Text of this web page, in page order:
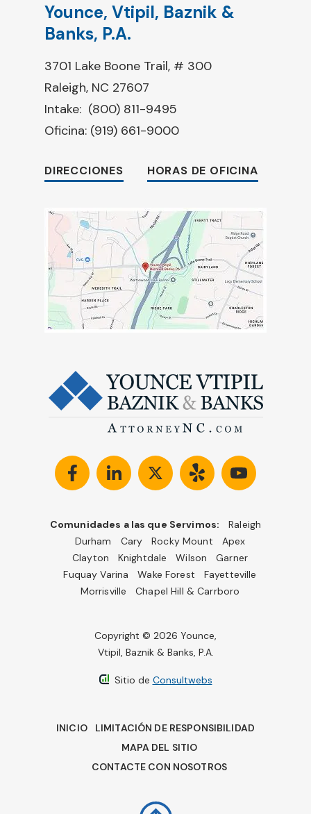
Younce, Vtipil, Baznik &
Banks, P.A.
3701 Lake Boone Trail, # 300
Raleigh, NC 27607
Intake: (800) 811-9495
Oficina: (919) 661-9000
DIRECCIONES HORAS DE OFICINA
Comunidades a las que Servimos:
Raleigh
Durham
Cary Rocky Mount
Apex
Clayton
Knightdale Wilson
Garner
Fuquay Varina
Wake Forest
Fayetteville
Morrisville
Chapel Hill & Carrboro
Copyright © 2026 Younce,
Vtipil, Baznik & Banks, P.A.
Sitio de Consultwebs
INICIO
LIMITACIÓN DE RESPONSIBILIDAD
MAPA DEL SITIO
CONTACTE CON NOSOTROS